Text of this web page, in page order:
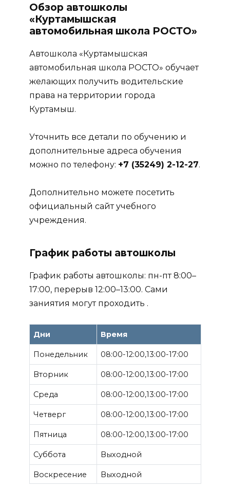
Обзор автошколы
«Куртамышская
автомобильная школа РОСТО»
Автошкола «Куртамышская
автомобильная школа РОСТО» обучает
желающих получить водительские
права на территории города
Куртамыш.
Уточнить все детали по обучению и
дополнительные адреса обучения
можно по телефону: +7 (35249) 2-12-27.
Дополнительно можете посетить
официальный сайт учебного
учреждения.
График работы автошколы
График работы автошколы: пн-пт 8:00–
17:00, перерыв 12:00–13:00. Сами
заниятия могут проходить .
Дни Время
Понедельник 08:00-12:00,13:00-17:00
Вторник 08:00-12:00,13:00-17:00
Среда 08:00-12:00,13:00-17:00
Четверг 08:00-12:00,13:00-17:00
Пятница 08:00-12:00,13:00-17:00
Суббота Выходной
Воскресение Выходной